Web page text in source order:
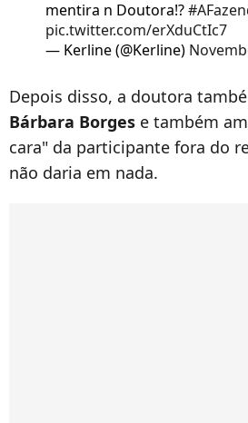
mentira n Doutora!?
pic.twitter.com/erXduCtIc7
— Kerline (@Kerline)
Depois disso, a doutora
Bárbara Borges e também
cara" da participante fora do
não daria em nada.